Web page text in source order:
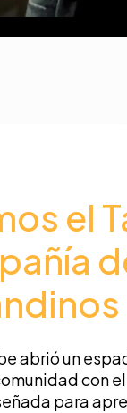
el
abrió un
con
para